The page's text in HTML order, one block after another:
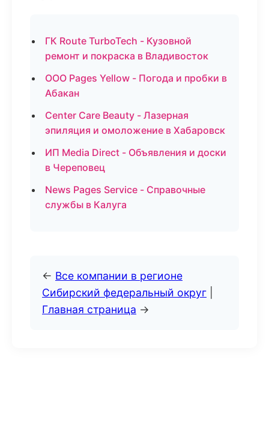
ГК Route TurboTech - Кузовной
ремонт и покраска в Владивосток
ООО Pages Yellow - Погода и пробки в
Абакан
Center Care Beauty - Лазерная
эпиляция и омоложение в Хабаровск
ИП Media Direct - Объявления и доски
в Череповец
News Pages Service - Справочные
службы в Калуга
← Все компании в регионе
Сибирский федеральный округ
Главная страница →